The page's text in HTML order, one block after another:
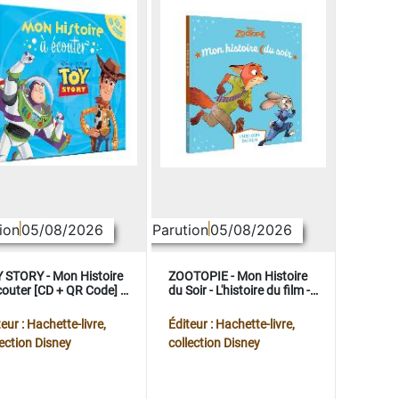
05/08/2026
STORY - Mon Histoire
[CD + QR Code] -
: Hachette-livre,
Disney
Parution05/08/2026
ZOOTOPIE - Mon Histoire
du Soir - L'histoire du film -
Éditeur : Hachette-livre,
collection Disney